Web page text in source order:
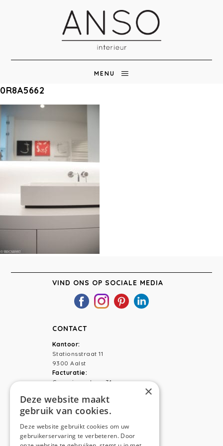
MENU
0R8A5662
VIND ONS OP SOCIALE MEDIA
CONTACT
Kantoor:
Stationsstraat 11
9300 Aalst
Facturatie:
Capucienenlaan 31
Telefoon:0473 44 56 94
NAVIGATION
×
Deze website maakt
gebruik van cookies.
Deze website gebruikt cookies om uw
gebruikerservaring te verbeteren. Door